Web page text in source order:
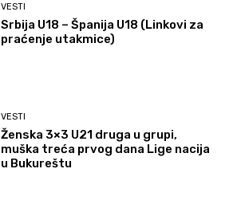
VESTI
Srbija U18 – Španija U18 (Linkovi za
praćenje utakmice)
VESTI
Ženska 3×3 U21 druga u grupi,
muška treća prvog dana Lige nacija
u Bukureštu